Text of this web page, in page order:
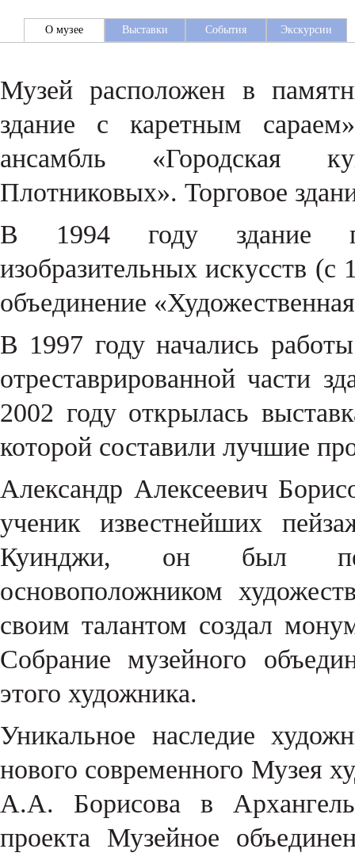
О музее Выставки События Экскурсии
Музей расположен в
здание с каретным
ансамбль «Городская
Плотниковых». Торговое
В 1994 году здание
изобразительных искусств (с
объединение
В 1997 году начались
отреставрированной части
2002 году открылась
которой составили лучшие
Александр Алексеевич
ученик известнейших
Куинджи, он был
основоположником
своим талантом создал
Собрание музейного
этого художника.
Уникальное наследие
нового современного Музея
А.А. Борисова в
проекта Музейное